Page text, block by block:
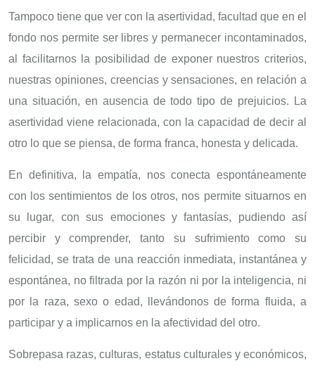
Tampoco tiene que ver con la asertividad, facultad que en el
fondo nos permite ser libres y permanecer incontaminados,
al facilitarnos la posibilidad de exponer nuestros criterios,
nuestras opiniones, creencias y sensaciones, en relación a
una situación, en ausencia de todo tipo de prejuicios. La
asertividad viene relacionada, con la capacidad de decir al
otro lo que se piensa, de forma franca, honesta y delicada.
En definitiva, la empatía, nos conecta espontáneamente
con los sentimientos de los otros, nos permite situarnos en
su lugar, con sus emociones y fantasías, pudiendo así
percibir y comprender, tanto su sufrimiento como su
felicidad, se trata de una reacción inmediata, instantánea y
espontánea, no filtrada por la razón ni por la inteligencia, ni
por la raza, sexo o edad, llevándonos de forma fluida, a
participar y a implicarnos en la afectividad del otro.
Sobrepasa razas, culturas, estatus culturales y económicos,